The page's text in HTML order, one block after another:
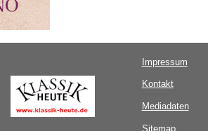
Impressum
Kontakt
Mediadaten
Sitemap